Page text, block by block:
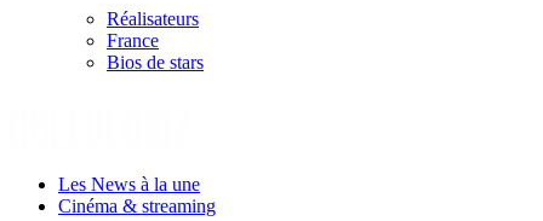
Réalisateurs
France
Bios de stars
Les News à la une
Cinéma & streaming